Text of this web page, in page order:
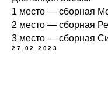
1 место — сборная
2 место — сборная
3 место — сборная
27.02.2023